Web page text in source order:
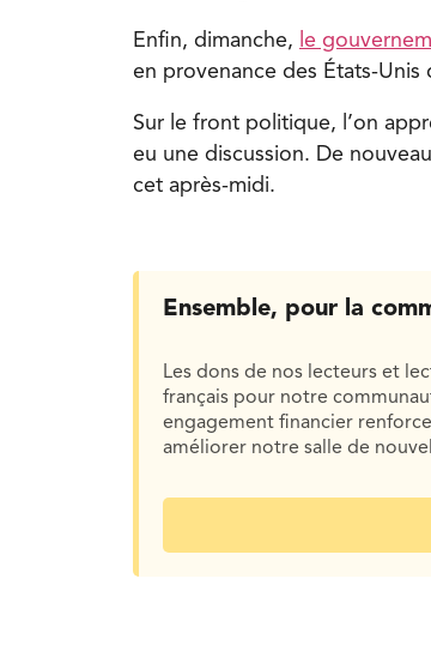
Enfin, dimanche, le
en provenance des États-
Sur le front politique, l’on
eu une discussion. De
cet après-midi.
Ensemble, pour la
Les dons de nos lecteurs et
français pour notre
engagement financier
améliorer notre salle de